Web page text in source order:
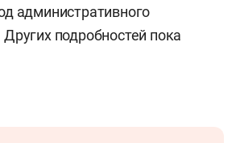
административного
подробностей пока